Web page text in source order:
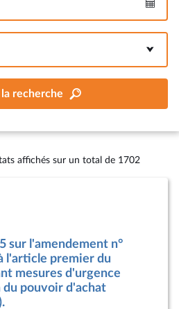
la recherche
affichés sur un total de 1702
sur l'amendement n°
l'article premier du
mesures d'urgence
pouvoir d'achat